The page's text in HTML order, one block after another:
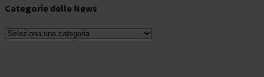
Categorie delle News
Categorie